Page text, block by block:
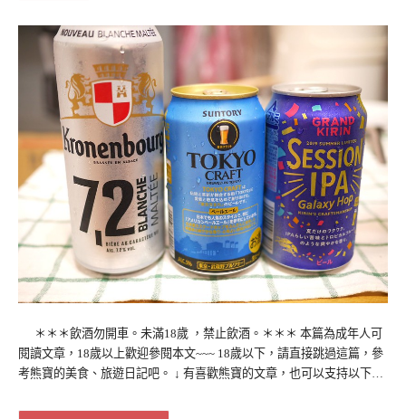
＊＊＊飲酒勿開車。未滿18歲 ，禁止飲酒。＊＊＊ 本篇為成年人可
閱讀文章，18歲以上歡迎參閱本文~~~ 18歲以下，請直接跳過這篇，參
考熊寶的美食、旅遊日記吧。 ↓ 有喜歡熊寶的文章，也可以支持以下…